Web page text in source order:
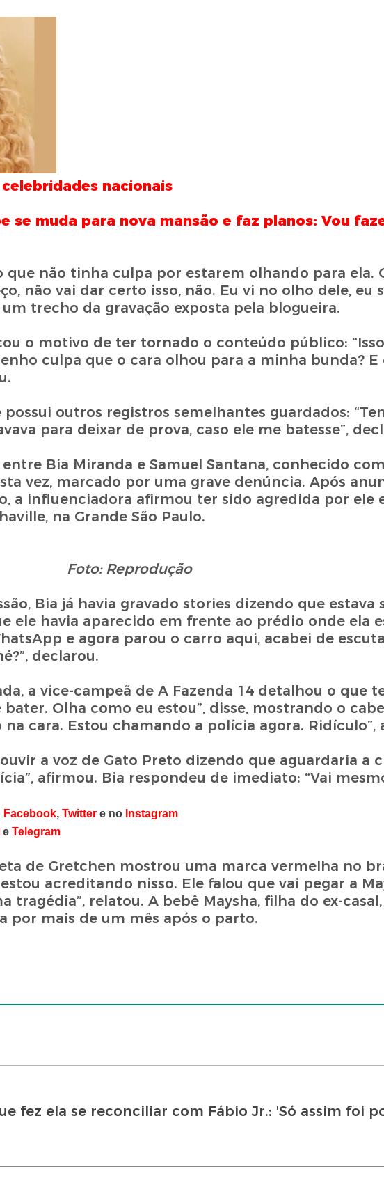
nacionais
se muda para nova mansão e faz planos: Vou
que não tinha culpa por estarem olhando para ela.
não vai dar certo isso, não. Eu vi no olho dele, eu
trecho da gravação exposta pela blogueira.
o motivo de ter tornado o conteúdo público:
culpa que o cara olhou para a minha bunda? E
outros registros semelhantes guardados:
para deixar de prova, caso ele me batesse”,
Bia Miranda e Samuel Santana, conhecido
vez, marcado por uma grave denúncia. Após
a influenciadora afirmou ter sido agredida por ele
na Grande São Paulo.
Foto: Reprodução
Bia já havia gravado stories dizendo que estava
ele havia aparecido em frente ao prédio onde ela
e agora parou o carro aqui, acabei de
declarou.
a vice-campeã de A Fazenda 14 detalhou o que
Olha como eu estou”, disse, mostrando o
cara. Estou chamando a polícia agora. Ridículo”,
a voz de Gato Preto dizendo que aguardaria a
afirmou. Bia respondeu de imediato: “Vai
Facebook, Twittere no Instagram
e Telegram
de Gretchen mostrou uma marca vermelha no
acreditando nisso. Ele falou que vai pegar a
tragédia”, relatou. A bebê Maysha, filha do ex-
por mais de um mês após o parto.
fez ela se reconciliar com Fábio Jr.: 'Só assim foi